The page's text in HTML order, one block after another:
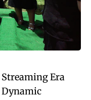
Era
Dynamic